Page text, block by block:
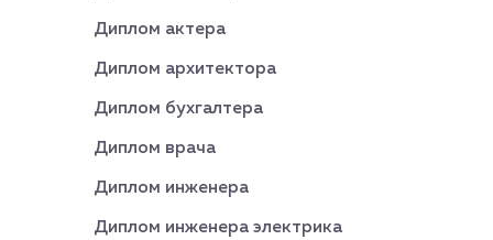
Диплом актера
Диплом архитектора
Диплом бухгалтера
Диплом врача
Диплом инженера
Диплом инженера электрика